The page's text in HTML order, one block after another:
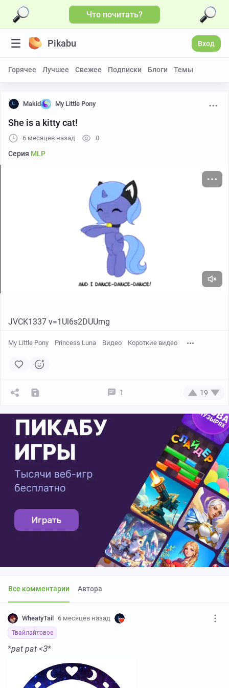
Что почитать?
Pikabu Вход
Горячее Лучшее Свежее Подписки Блоги Темы
Makid My Little Pony
She is a kitty cat!
6 месяцев назад 0
Серия MLP
JVCK1337 v=1Ul6s2DUUmg
My Little Pony Princess Luna Видео Короткие видео
1 19
Все комментарии Автора
WheatyTail 6 месяцев назад
Твайлайтовое
*pat pat <З*
Больше видео